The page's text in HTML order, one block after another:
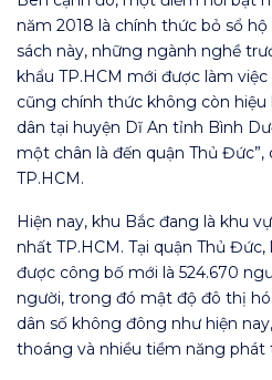
năm 2018 là chính thức bỏ sổ
sách này, những ngành nghề
khẩu TP.HCM mới được làm
cũng chính thức không còn hiệu
dân tại huyện Dĩ An tỉnh Bình
một chân là đến quận Thủ Đức”,
TP.HCM.
Hiện nay, khu Bắc đang là khu
nhất TP.HCM. Tại quận Thủ
được công bố mới là 524.670
người, trong đó mật độ đô thị
dân số không đông như hiện
thoáng và nhiều tiềm năng phát